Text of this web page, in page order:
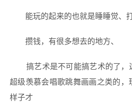
能玩的起来的也就是睡睡觉、
攒钱，有很多想去的地方、
搞艺术是不可能搞艺术的了，
超级羡慕会唱歌跳舞画画之类的，
样子才